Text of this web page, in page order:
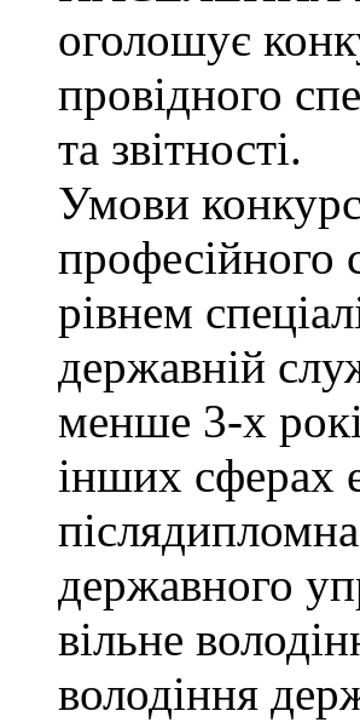
оголошує
провідного
та звітності.
Умови
професійного
рівнем
державній
менше 3-х
інших сферах
державного
вільне
володіння